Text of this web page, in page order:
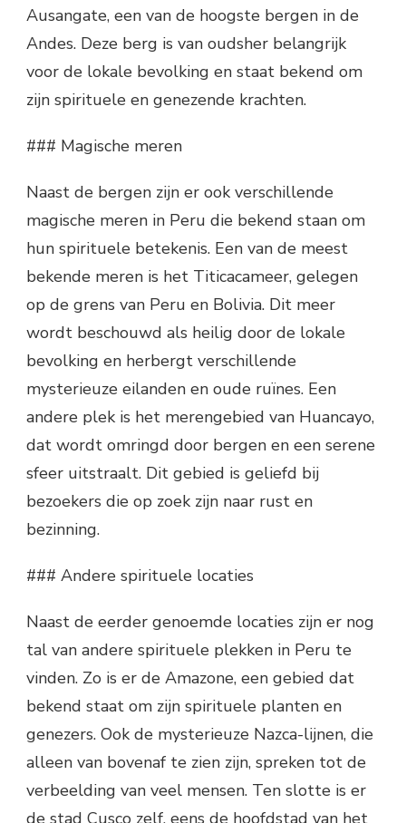
Ausangate, een van de hoogste bergen in de
Andes. Deze berg is van oudsher belangrijk
voor de lokale bevolking en staat bekend om
zijn spirituele en genezende krachten.
### Magische meren
Naast de bergen zijn er ook verschillende
magische meren in Peru die bekend staan om
hun spirituele betekenis. Een van de meest
bekende meren is het Titicacameer, gelegen
op de grens van Peru en Bolivia. Dit meer
wordt beschouwd als heilig door de lokale
bevolking en herbergt verschillende
mysterieuze eilanden en oude ruïnes. Een
andere plek is het merengebied van Huancayo,
dat wordt omringd door bergen en een serene
sfeer uitstraalt. Dit gebied is geliefd bij
bezoekers die op zoek zijn naar rust en
bezinning.
### Andere spirituele locaties
Naast de eerder genoemde locaties zijn er nog
tal van andere spirituele plekken in Peru te
vinden. Zo is er de Amazone, een gebied dat
bekend staat om zijn spirituele planten en
genezers. Ook de mysterieuze Nazca-lijnen, die
alleen van bovenaf te zien zijn, spreken tot de
verbeelding van veel mensen. Ten slotte is er
de stad Cusco zelf, eens de hoofdstad van het